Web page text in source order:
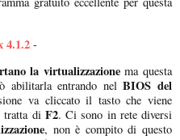
4.1.2 -
la virtualizzazionema questa
abilitarla entrando nelBIOS del
va cliccato il tasto che viene
tratta diF2. Ci sono in rete diversi
, non è compito di questo